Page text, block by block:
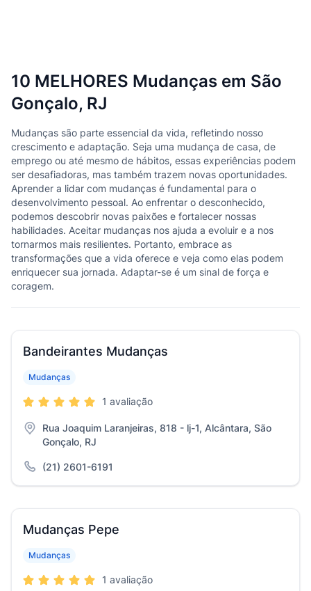
10 MELHORES Mudanças em São
Gonçalo, RJ
Mudanças são parte essencial da vida, refletindo nosso
crescimento e adaptação. Seja uma mudança de casa, de
emprego ou até mesmo de hábitos, essas experiências podem
ser desafiadoras, mas também trazem novas oportunidades.
Aprender a lidar com mudanças é fundamental para o
desenvolvimento pessoal. Ao enfrentar o desconhecido,
podemos descobrir novas paixões e fortalecer nossas
habilidades. Aceitar mudanças nos ajuda a evoluir e a nos
tornarmos mais resilientes. Portanto, embrace as
transformações que a vida oferece e veja como elas podem
enriquecer sua jornada. Adaptar-se é um sinal de força e
coragem.
Bandeirantes Mudanças
Mudanças
1 avaliação
Rua Joaquim Laranjeiras, 818 - lj-1, Alcântara, São
Gonçalo, RJ
(21) 2601-6191
Mudanças Pepe
Mudanças
1 avaliação